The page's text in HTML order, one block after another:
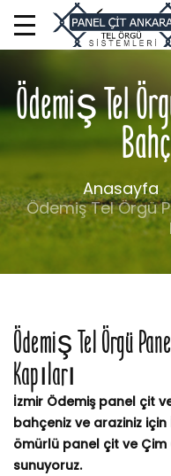
Ödemiş Tel
Anasayfa
Ödemiş Tel Örgü
Ödemiş Tel Örgü
Kapıları
İzmir Ödemiş panel çit
bahçeniz ve araziniz için
ömürlü panel çit ve Çim
sunuyoruz.